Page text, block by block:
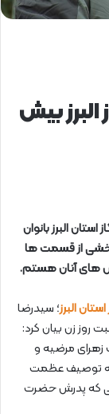
البرز بیش
البرز بانوان
از قسمت ها
های آنان هستم.
البرز؛ سیدرضا
روز زن بیان کرد:
مرضیه و
به توصیف عظمت
که پدرش حضرت